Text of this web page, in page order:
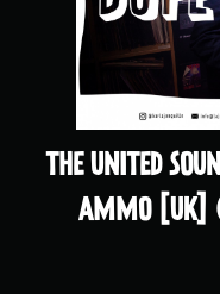
THE UNITED
AMMO [UK]